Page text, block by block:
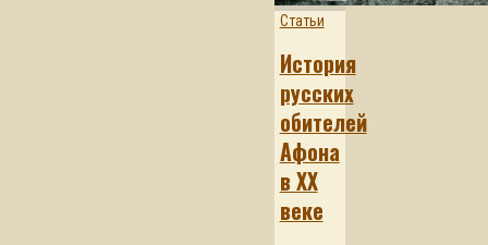
Статьи
История
русских
обителей
Афона
в XX
веке